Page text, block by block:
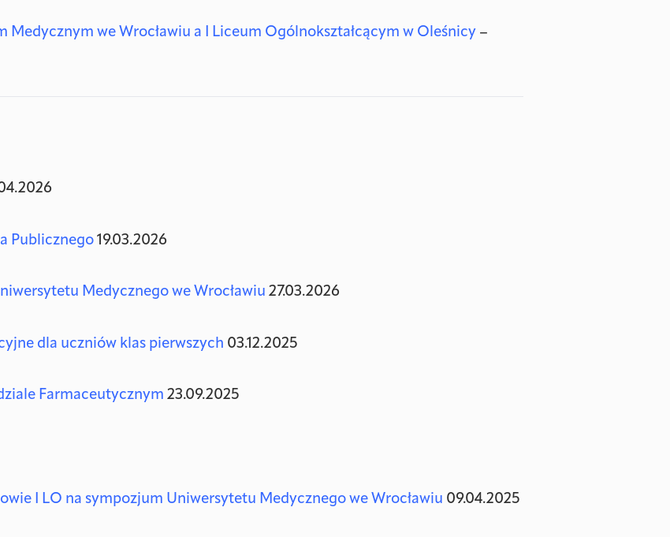
we Wrocławiu a I Liceum Ogólnokształcącym w Oleśnicy–
Publicznego19.03.2026
Medycznego we Wrocławiu 27.03.2026
dla uczniów klas pierwszych 03.12.2025
Farmaceutycznym 23.09.2025
I LO na sympozjum Uniwersytetu Medycznego we Wrocławiu 09.04.2025